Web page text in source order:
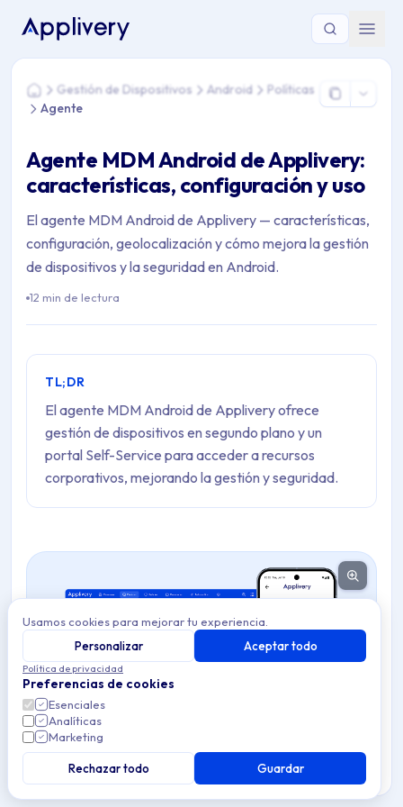
Estás aquí: Home > Gestión de Dispositivos > Android >
HomeGestión de Dispositivos Android
Políticas
Agente
Agente MDM Android de Applivery:
características, configuración y uso
El agente MDM Android de Applivery — características,
configuración, geolocalización y cómo mejora la gestión
de dispositivos y la seguridad en Android.
12 min de lectura
TL;DR
El agente MDM Android de Applivery ofrece
gestión de dispositivos en segundo plano y un
portal Self-Service para acceder a recursos
corporativos, mejorando la gestión y seguridad.
El agente MDM Android de Applivery es una aplicación
Usamos cookies para mejorar tu experiencia.
Personalizar
Aceptar todo
Política de privacidad
Preferencias de cookies
Esenciales
Analíticas
Marketing
Rechazar todo Guardar